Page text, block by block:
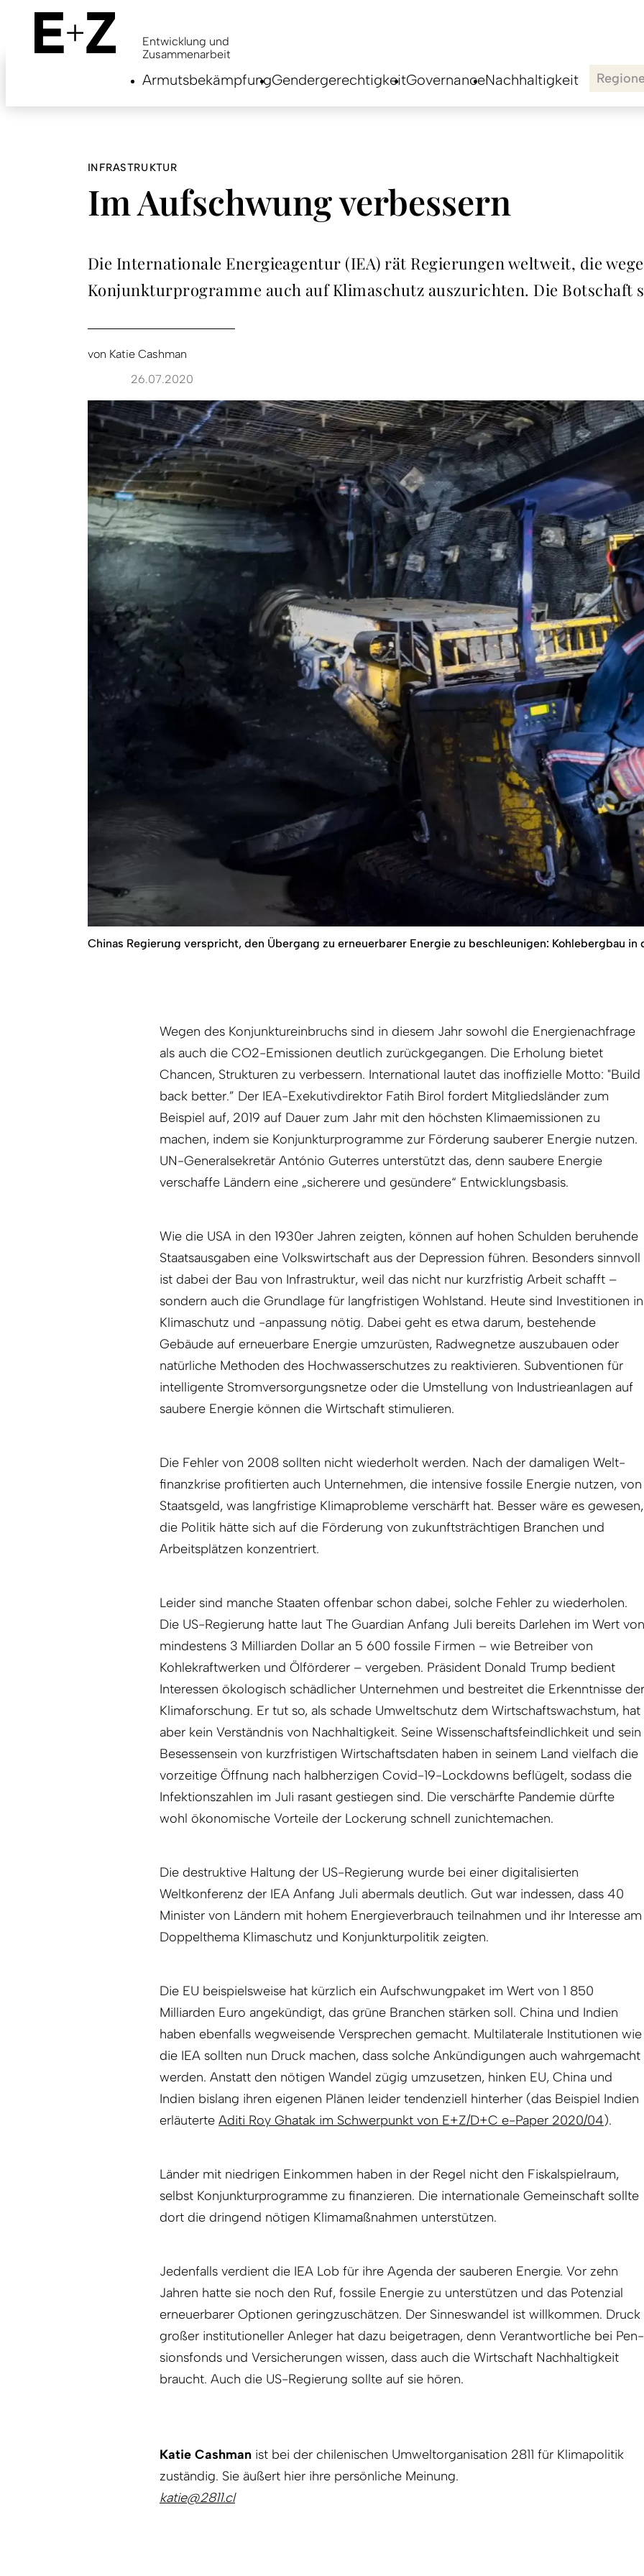
content
Entwicklung und
Zusammenarbeit
ArmutsbekämpfungGendergerechtigkeitGovernanceNachhaltigkeit
INFRASTRUKTUR
Im Aufschwung verbessern
Die Internationale Energieagentur (IEA) rät Regierungen weltweit, die
Konjunkturprogramme auch auf Klimaschutz auszurichten. Die Botschaft
von Katie Cashman
26.07.2020
Chinas Regierung verspricht, den Übergang zu erneuerbarer Energie zu beschleunigen: Kohlebergbau in
Wegen des Konjunktureinbruchs sind in diesem Jahr sowohl die Energienachfrage
als auch die CO2-Emissionen deutlich zurückgegangen. Die Erholung bietet
Chancen, Strukturen zu verbessern. International lautet das inoffizielle Motto: "Build
back better.” Der IEA-Exekutivdirektor Fatih Birol fordert Mitgliedsländer zum
Beispiel auf, 2019 auf Dauer zum Jahr mit den höchsten Klimaemissionen zu
machen, indem sie Konjunkturprogramme zur Förderung sauberer Energie nutzen.
UN-Generalsekretär António Guterres unterstützt das, denn saubere Energie
verschaffe Ländern eine „sicherere und gesündere“ Entwicklungsbasis.
Wie die USA in den 1930er Jahren zeigten, können auf hohen Schulden beruhende
Staatsausgaben eine Volkswirtschaft aus der Depression führen. Besonders sinnvoll
ist dabei der Bau von Infrastruktur, weil das nicht nur kurzfristig Arbeit schafft –
sondern auch die Grundlage für langfristigen Wohlstand. Heute sind Investitionen in
Klimaschutz und -anpassung nötig. Dabei geht es etwa darum, bestehende
Gebäude auf erneuerbare Energie umzurüsten, Radweg­netze auszubauen oder
natürliche Methoden des Hochwasserschutzes zu reaktivieren. Subventionen für
intelligente Stromversorgungsnetze oder die Umstellung von Industrieanlagen auf
saubere Energie können die Wirtschaft stimulieren.
Die Fehler von 2008 sollten nicht wiederholt werden. Nach der damaligen Welt­
finanzkrise profitierten auch Unternehmen, die intensive fossile Energie nutzen, von
Staatsgeld, was langfristige Klimaprobleme verschärft hat. Besser wäre es gewesen,
die Politik hätte sich auf die Förderung von zukunftsträchtigen Branchen und
Arbeitsplätzen konzentriert.
Leider sind manche Staaten offenbar schon dabei, solche Fehler zu wiederholen.
Die US-Regierung hatte laut The Guardian Anfang Juli bereits Darlehen im Wert von
mindestens 3 Milliarden Dollar an 5 600 fossile Firmen – wie Betreiber von
Kohlekraftwerken und Ölförderer – vergeben. Präsident Donald Trump bedient
Interessen ökologisch schädlicher Unternehmen und bestreitet die Erkenntnisse der
Klimaforschung. Er tut so, als schade Umweltschutz dem Wirtschaftswachstum, hat
aber kein Verständnis von Nachhaltigkeit. Seine Wissenschaftsfeindlichkeit und sein
Besessensein von kurzfristigen Wirtschaftsdaten haben in seinem Land vielfach die
vorzeitige Öffnung nach halbherzigen Covid-19-Lockdowns beflügelt, sodass die
Infektionszahlen im Juli rasant gestiegen sind. Die verschärfte Pandemie dürfte
wohl ökonomische Vorteile der Lockerung schnell zunichtemachen.
Die destruktive Haltung der US-Regierung wurde bei einer digitalisierten
Weltkonferenz der IEA Anfang Juli abermals deutlich. Gut war indessen, dass 40
Minister von Ländern mit hohem Energieverbrauch teilnahmen und ihr Interesse am
Doppelthema Klimaschutz und Konjunkturpolitik zeigten.
Die EU beispielsweise hat kürzlich ein Aufschwungpaket im Wert von 1 850
Milliarden Euro angekündigt, das grüne Branchen stärken soll. China und Indien
haben ebenfalls wegweisende Versprechen gemacht. Multilaterale Institutionen wie
die IEA sollten nun Druck machen, dass solche Ankündigungen auch wahrgemacht
werden. Anstatt den nötigen Wandel zügig umzusetzen, hinken EU, China und
Indien bislang ihren eigenen Plänen leider tendenziell hinterher (das Beispiel Indien
erläuterte Aditi Roy Ghatak im Schwerpunkt von E+Z/D+C e-Paper 2020/04).
Länder mit niedrigen Einkommen haben in der Regel nicht den Fiskalspielraum,
selbst Konjunkturprogramme zu finanzieren. Die internationale Gemeinschaft sollte
dort die dringend nötigen Klimamaßnahmen unterstützen.
Jedenfalls verdient die IEA Lob für ihre Agenda der sauberen Energie. Vor zehn
Jahren hatte sie noch den Ruf, fossile Energie zu unterstützen und das Potenzial
erneuerbarer Optionen geringzuschätzen. Der Sinneswandel ist willkommen. Druck
großer institutioneller Anleger hat dazu beigetragen, denn Verantwortliche bei Pen­
sions­fonds und Versicherungen wissen, dass auch die Wirtschaft Nachhaltigkeit
braucht. Auch die US-Regierung sollte auf sie hören.
Katie Cashman ist bei der chilenischen Umweltorganisation 2811 für Klimapolitik
zuständig. Sie äußert hier ihre persönliche Meinung.
katie@2811.cl